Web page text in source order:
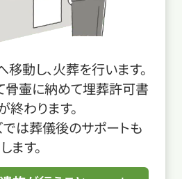
動し、火葬を行います。
骨壷に納めて埋葬許可書
終わります。
は葬儀後のサポートも
ます。